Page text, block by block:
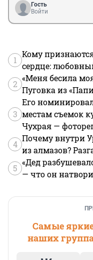
Гость
Войти
1
Кому
сердце:
2
«Меня бесила
Пуговка из
3
Его
местам съемок
Чухрая —
4
Почему внутри
из алмазов?
5
«Дед
— что он
Самые
наших